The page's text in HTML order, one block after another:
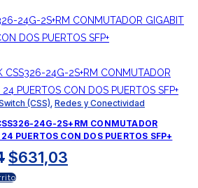
(CSS), Redes y Conectividad
24G-2S+RM CONMUTADOR
PUERTOS CON DOS PUERTOS SFP+
El
precio
$631,03